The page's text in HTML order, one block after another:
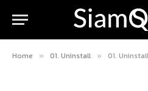
Home » 01. Uninstall » 01. Uninstall